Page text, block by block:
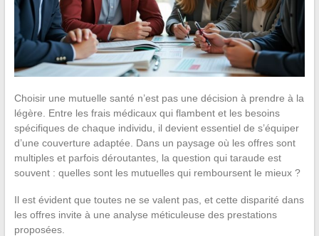
Choisir une mutuelle santé n’est pas une décision à prendre à la
légère. Entre les frais médicaux qui flambent et les besoins
spécifiques de chaque individu, il devient essentiel de s’équiper
d’une couverture adaptée. Dans un paysage où les offres sont
multiples et parfois déroutantes, la question qui taraude est
souvent : quelles sont les mutuelles qui remboursent le mieux ?
Il est évident que toutes ne se valent pas, et cette disparité dans
les offres invite à une analyse méticuleuse des prestations
proposées.